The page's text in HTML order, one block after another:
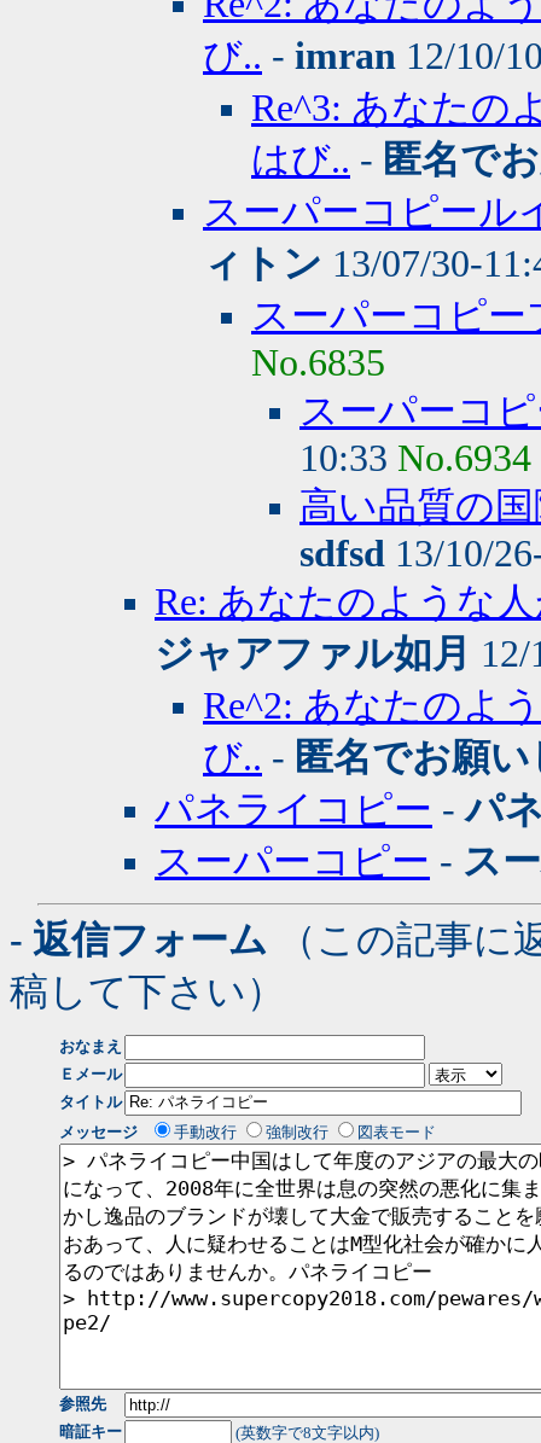
び.. - imran 12/10/
Re^3: あなたの
はび.. - 匿名で
スーパーコピール
ィトン 13/07/30-
スーパーコピー
No.6835
スーパーコ
10:33 No.6934
高い品質の
sdfsd 13/10/
Re: あなたのような
ジャアファル如月
Re^2: あなたのよ
び.. - 匿名でお願
パネライコピー -パ
スーパーコピー - ス
- 返信フォーム （この記事に
稿して下さい）
おなまえ
Ｅメール
タイトル
メッセージ
手動改行 強制改行 図表モード
参照先
暗証キー
(英数字で8文字以内)